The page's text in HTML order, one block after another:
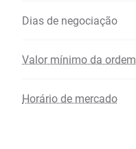
Dias de negociação
Valor mínimo da ordem
Horário de mercado